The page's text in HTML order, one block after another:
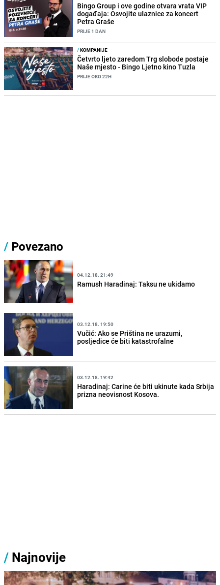
Bingo Group i ove godine otvara vrata VIP
događaja: Osvojite ulaznice za koncert
Petra Graše
PRIJE 1 DAN
/KOMPANIJE
Četvrto ljeto zaredom Trg slobode postaje
Naše mjesto - Bingo Ljetno kino Tuzla
PRIJE OKO 22H
/ Povezano
04.12.18. 21:49
Ramush Haradinaj: Taksu ne ukidamo
03.12.18. 19:50
Vučić: Ako se Priština ne urazumi,
posljedice će biti katastrofalne
03.12.18. 19:42
Haradinaj: Carine će biti ukinute kada Srbija
prizna neovisnost Kosova.
/ Najnovije